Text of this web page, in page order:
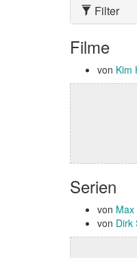
Filter
Filme
von Kim
Serien
von
von Dirk